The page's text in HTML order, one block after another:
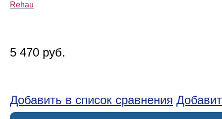
Rehau
5 470 руб.
Добавить в список сравнения